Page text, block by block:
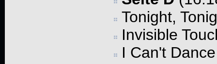
Tonight,
Invisible
I Can't